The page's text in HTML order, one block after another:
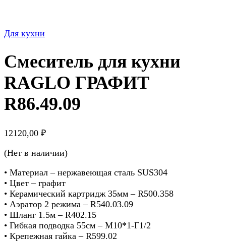
Для кухни
Смеситель для кухни
RAGLO ГРАФИТ
R86.49.09
12120,00 ₽
(Нет в наличии)
• Материал – нержавеющая сталь SUS304
• Цвет – графит
• Керамический картридж 35мм – R500.358
• Аэратор 2 режима – R540.03.09
• Шланг 1.5м – R402.15
• Гибкая подводка 55см – M10*1-Г1/2
• Крепежная гайка – R599.02